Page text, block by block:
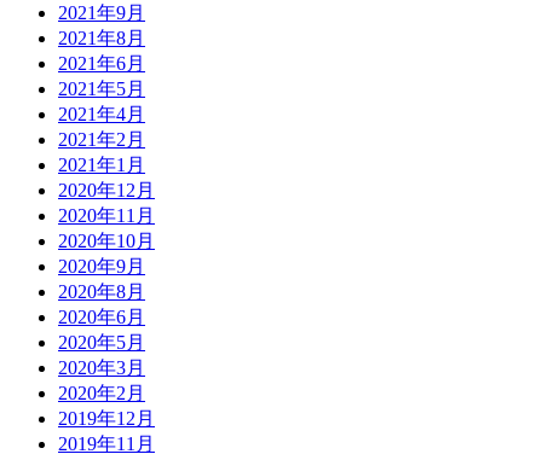
2021年9月
2021年8月
2021年6月
2021年5月
2021年4月
2021年2月
2021年1月
2020年12月
2020年11月
2020年10月
2020年9月
2020年8月
2020年6月
2020年5月
2020年3月
2020年2月
2019年12月
2019年11月